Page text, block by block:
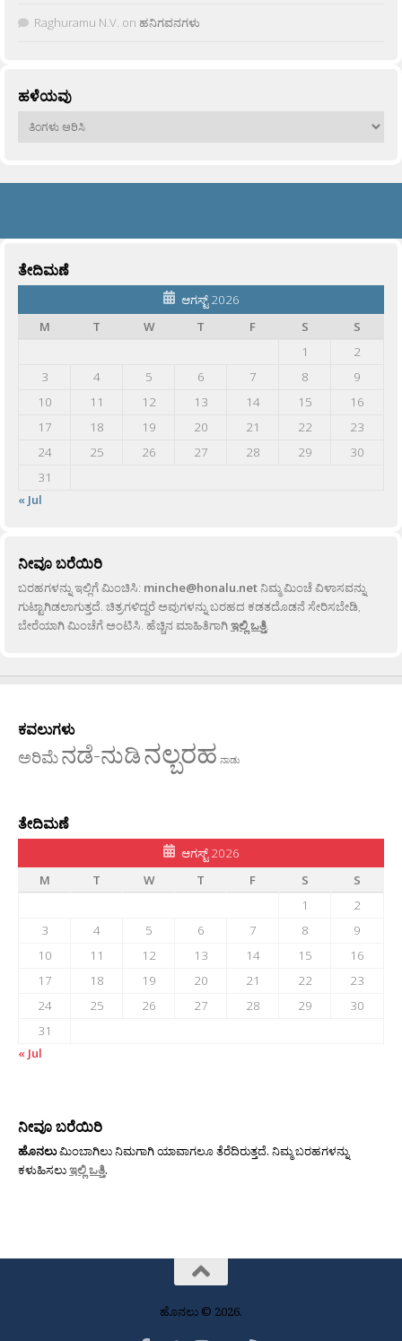
Raghuramu N.V. on ಹನಿಗವನಗಳು
ಹಳೆಯವು
ಹಳೆಯವು
ತೇದಿಮಣೆ
ಆಗಸ್ಟ್ 2026
M
T W T F S
S
1
2
3
4 5 6 7 8
9
10
11 12 13 14 15
16
17
18 19 20 21 22
23
24
25 26 27 28 29
30
31
« Jul
ನೀವೂ ಬರೆಯಿರಿ
ಬರಹಗಳನ್ನು ಇಲ್ಲಿಗೆ ಮಿಂಚಿಸಿ: minche@honalu.netನಿಮ್ಮ ಮಿಂಚೆ ವಿಳಾಸವನ್ನು
ಗುಟ್ಟಾಗಿಡಲಾಗುತ್ತದೆ. ಚಿತ್ರಗಳಿದ್ದರೆ ಅವುಗಳನ್ನು ಬರಹದ ಕಡತದೊಡನೆ ಸೇರಿಸಬೇಡಿ,
ಬೇರೆಯಾಗಿ ಮಿಂಚೆಗೆ ಅಂಟಿಸಿ. ಹೆಚ್ಚಿನ ಮಾಹಿತಿಗಾಗಿಇಲ್ಲಿ ಒತ್ತಿ.
ಕವಲುಗಳು
ಅರಿಮೆನಡೆ-ನುಡಿನಲ್ಬರಹ ನಾಡು
ತೇದಿಮಣೆ
ಆಗಸ್ಟ್ 2026
M
T W T F S
S
1
2
3
4 5 6 7 8
9
10
11 12 13 14 15
16
17
18 19 20 21 22
23
24
25 26 27 28 29
30
31
« Jul
ನೀವೂ ಬರೆಯಿರಿ
ಹೊನಲುಮಿಂಬಾಗಿಲು ನಿಮಗಾಗಿ ಯಾವಾಗಲೂ ತೆರೆದಿರುತ್ತದೆ. ನಿಮ್ಮ ಬರಹಗಳನ್ನು
ಕಳುಹಿಸಲುಇಲ್ಲಿ ಒತ್ತಿ.
ಹೊನಲು © 2026.